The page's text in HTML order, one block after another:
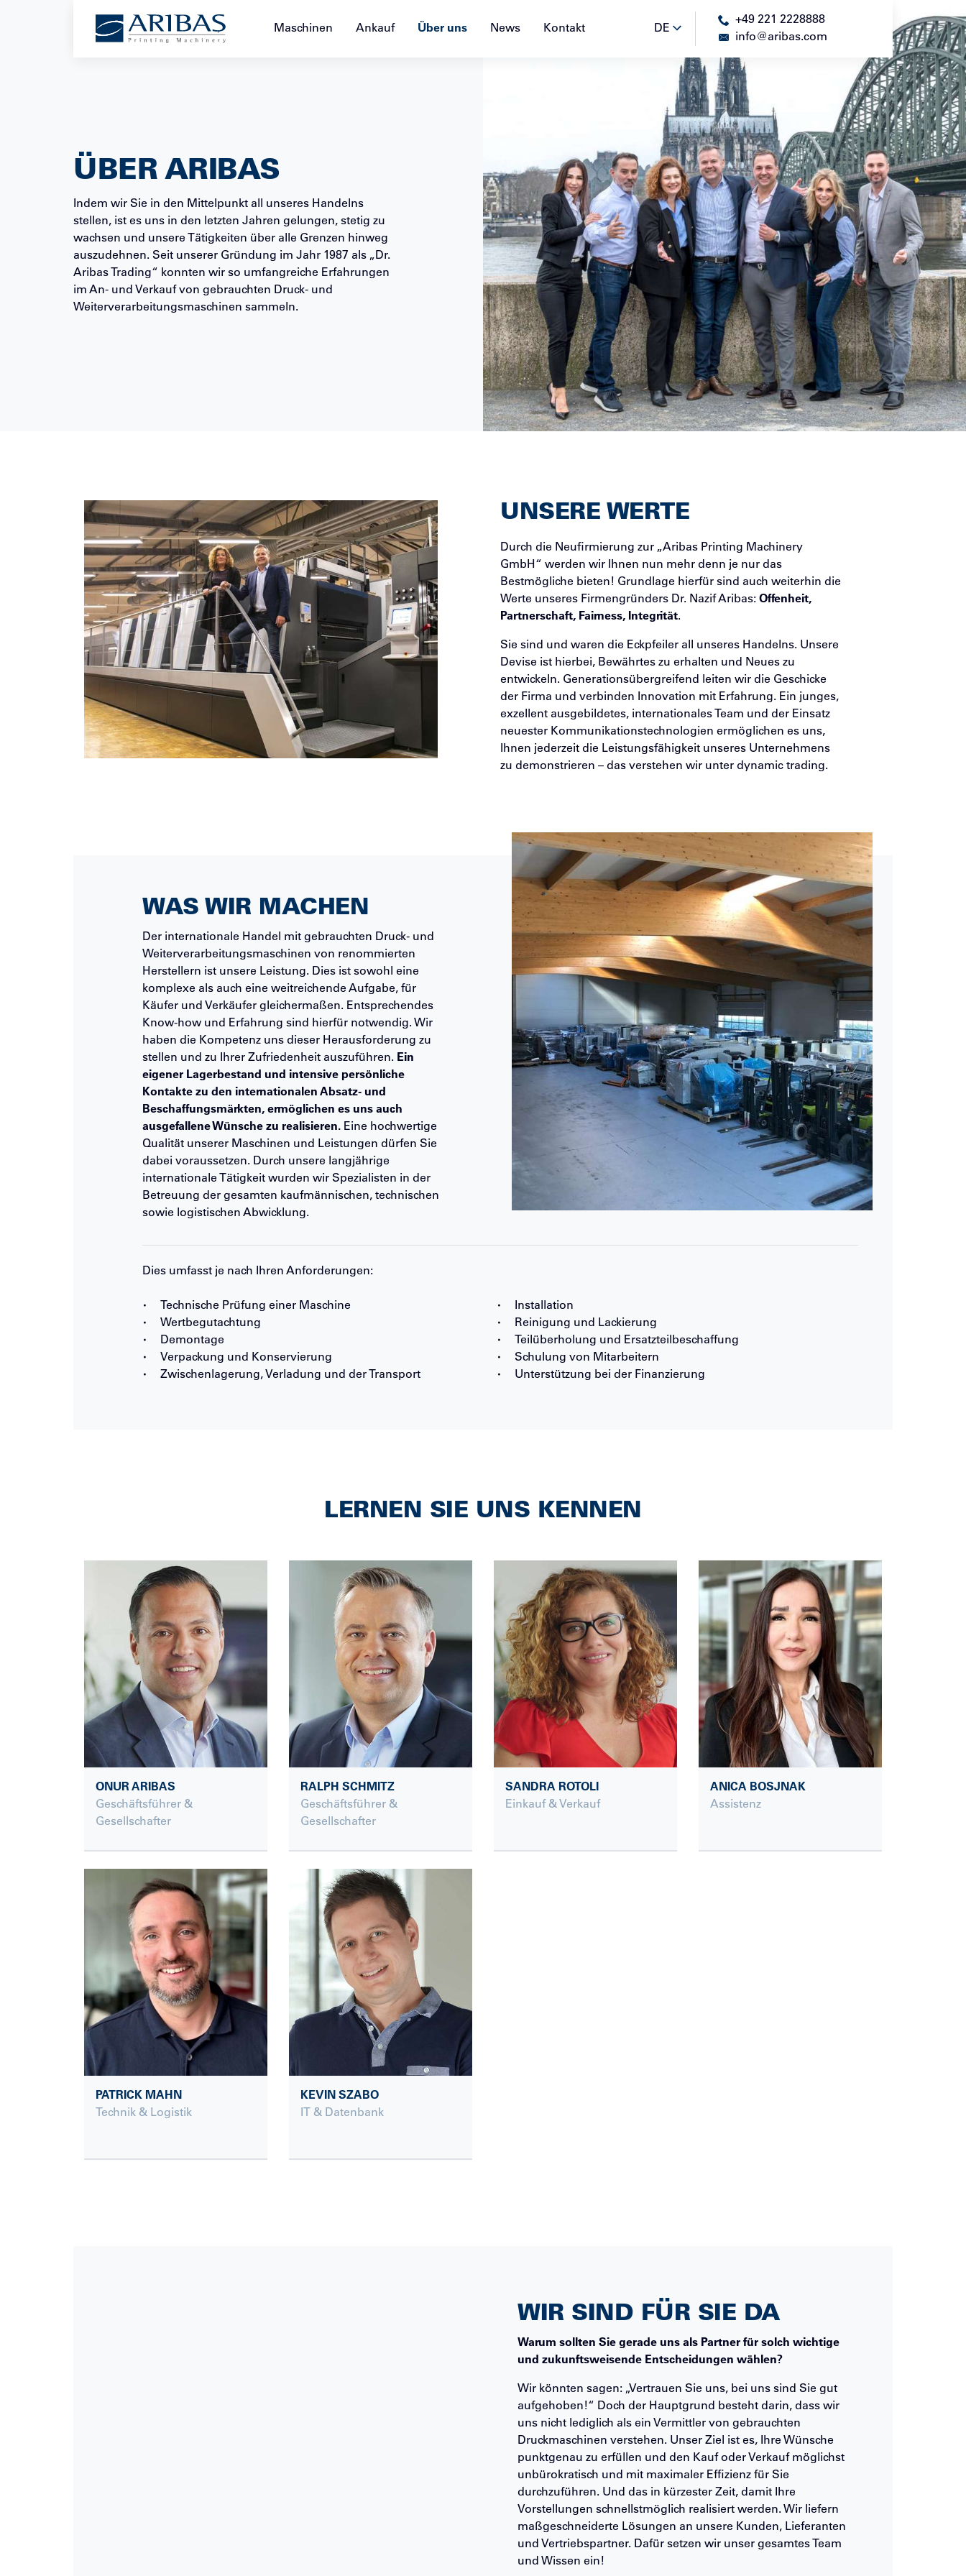
+49 221 2228888 DE
Maschinen Ankauf Über uns News Kontakt DE
+49 221 2228888
info@aribas.com
ÜBER ARIBAS
Indem wir Sie in den Mittelpunkt all unseres Handelns
stellen, ist es uns in den letzten Jahren gelungen, stetig zu
wachsen und unsere Tätigkeiten über alle Grenzen hinweg
auszudehnen. Seit unserer Gründung im Jahr 1987 als „Dr.
Aribas Trading“ konnten wir so umfangreiche Erfahrungen
im An- und Verkauf von gebrauchten Druck- und
Weiterverarbeitungsmaschinen sammeln.
UNSERE WERTE
Durch die Neufirmierung zur „Aribas Printing Machinery
GmbH“ werden wir Ihnen nun mehr denn je nur das
Bestmögliche bieten! Grundlage hierfür sind auch weiterhin die
Werte unseres Firmengründers Dr. Nazif Aribas: Offenheit,
Partnerschaft, Fairness, Integrität.
Sie sind und waren die Eckpfeiler all unseres Handelns. Unsere
Devise ist hierbei, Bewährtes zu erhalten und Neues zu
entwickeln. Generationsübergreifend leiten wir die Geschicke
der Firma und verbinden Innovation mit Erfahrung. Ein junges,
exzellent ausgebildetes, internationales Team und der Einsatz
neuester Kommunikationstechnologien ermöglichen es uns,
Ihnen jederzeit die Leistungsfähigkeit unseres Unternehmens
zu demonstrieren – das verstehen wir unter dynamic trading.
WAS WIR MACHEN
Der internationale Handel mit gebrauchten Druck- und
Weiterverarbeitungsmaschinen von renommierten
Herstellern ist unsere Leistung. Dies ist sowohl eine
komplexe als auch eine weitreichende Aufgabe, für
Käufer und Verkäufer gleichermaßen. Entsprechendes
Know-how und Erfahrung sind hierfür notwendig. Wir
haben die Kompetenz uns dieser Herausforderung zu
stellen und zu Ihrer Zufriedenheit auszuführen. Ein
eigener Lagerbestand und intensive persönliche
Kontakte zu den internationalen Absatz- und
Beschaffungsmärkten, ermöglichen es uns auch
ausgefallene Wünsche zu realisieren. Eine hochwertige
Qualität unserer Maschinen und Leistungen dürfen Sie
dabei voraussetzen. Durch unsere langjährige
internationale Tätigkeit wurden wir Spezialisten in der
Betreuung der gesamten kaufmännischen, technischen
sowie logistischen Abwicklung.
Dies umfasst je nach Ihren Anforderungen:
Technische Prüfung einer Maschine
Installation
Wertbegutachtung
Reinigung und Lackierung
Demontage
Teilüberholung und Ersatzteilbeschaffung
Verpackung und Konservierung
Schulung von Mitarbeitern
Zwischenlagerung, Verladung und der Transport
Unterstützung bei der Finanzierung
LERNEN SIE UNS KENNEN
ONUR ARIBAS
Geschäftsführer &
Gesellschafter
RALPH SCHMITZ
Geschäftsführer &
Gesellschafter
SANDRA ROTOLI
Einkauf & Verkauf
ANICA BOSJNAK
Assistenz
PATRICK MAHN
Technik & Logistik
KEVIN SZABO
IT & Datenbank
WIR SIND FÜR SIE DA
Warum sollten Sie gerade uns als Partner für solch wichtige
und zukunftsweisende Entscheidungen wählen?
Wir könnten sagen: „Vertrauen Sie uns, bei uns sind Sie gut
aufgehoben!“ Doch der Hauptgrund besteht darin, dass wir
uns nicht lediglich als ein Vermittler von gebrauchten
Druckmaschinen verstehen. Unser Ziel ist es, Ihre Wünsche
punktgenau zu erfüllen und den Kauf oder Verkauf möglichst
unbürokratisch und mit maximaler Effizienz für Sie
durchzuführen. Und das in kürzester Zeit, damit Ihre
Vorstellungen schnellstmöglich realisiert werden. Wir liefern
maßgeschneiderte Lösungen an unsere Kunden, Lieferanten
und Vertriebspartner. Dafür setzen wir unser gesamtes Team
und Wissen ein!